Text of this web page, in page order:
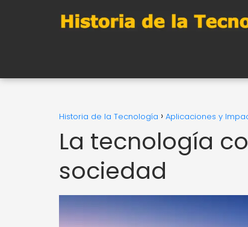
Historia de la Tecnología Aplicaciones y
La tecnología
sociedad